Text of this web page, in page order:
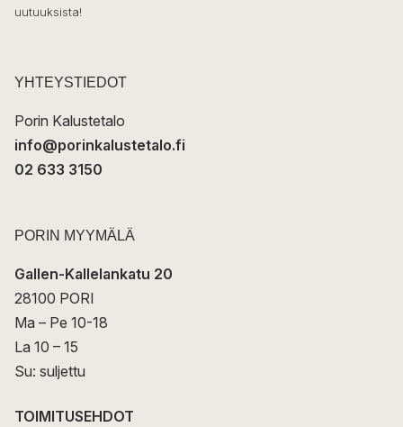
k
t
uutuuksista!
YHTEYSTIEDOT
Porin Kalustetalo
info@porinkalustetalo.fi
02 633 3150
PORIN MYYMÄLÄ
Gallen-Kallelankatu 20
28100 PORI
Ma – Pe 10-18
La 10 – 15
Su: suljettu
TOIMITUSEHDOT